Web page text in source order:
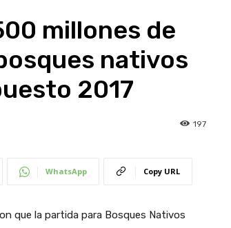
millones de
nativos
2017
197
WhatsApp Copy URL
que la partida para Bosques Nativos